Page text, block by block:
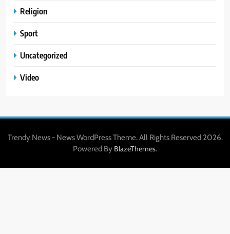
Religion
Sport
Uncategorized
Video
Trendy News - News WordPress Theme. All Rights Reserved 2026.
Powered By BlazeThemes.